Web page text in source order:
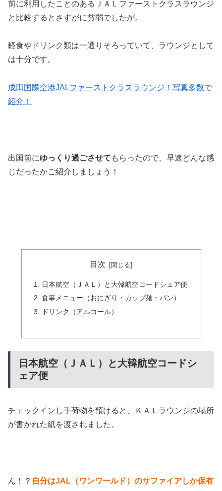
前に利用したことのあるＪＡＬファーストクラスラウンジ
と比較するとさすがに貧弱でしたが。
軽食やドリンク類は一通りそろっていて、ラウンジとして
は十分です。
成田国際空港JALファーストクラスラウンジ！写真多数で
紹介！
出国前にゆっくり過ごさせて もらったので、早速どんな感
じだったかご紹介しましょう！
目次
日本航空（ＪＡＬ）と大韓航空コードシェア便
食事メニュー（おにぎり・カップ麺・パン）
ドリンク（アルコール）
日本航空（ＪＡＬ）と大韓航空コードシ
ェア便
チェックインし手荷物を預けると、ＫＡＬラウンジの場所
が書かれた紙を渡されました。
ん！？ 自分はJAL（ワンワールド）のサファイアしか保有